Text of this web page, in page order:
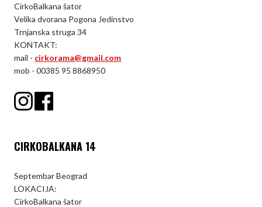
CirkoBalkana šator
Velika dvorana Pogona Jedinstvo
Trnjanska struga 34
KONTAKT:
mail - cirkorama@gmail.com
mob - 00385 95 8868950
CIRKOBALKANA 14
Septembar Beograd
LOKACIJA:
CirkoBalkana šator